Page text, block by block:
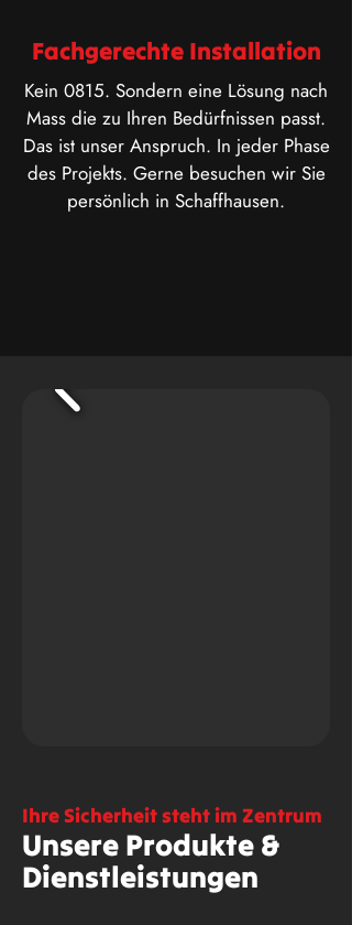
Fachgerechte Installation
Kein 0815. Sondern eine Lösung nach
Mass die zu Ihren Bedürfnissen passt.
Das ist unser Anspruch. In jeder Phase
des Projekts. Gerne besuchen wir Sie
persönlich in Schaffhausen.
Ihre Sicherheit steht im Zentrum
Unsere Produkte &
Dienstleistungen